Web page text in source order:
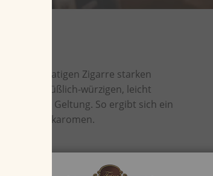
großformatigen Zigarre starken
typisch süßlich-würzigen, leicht
so voll zur Geltung. So ergibt sich ein
Tabakaromen.